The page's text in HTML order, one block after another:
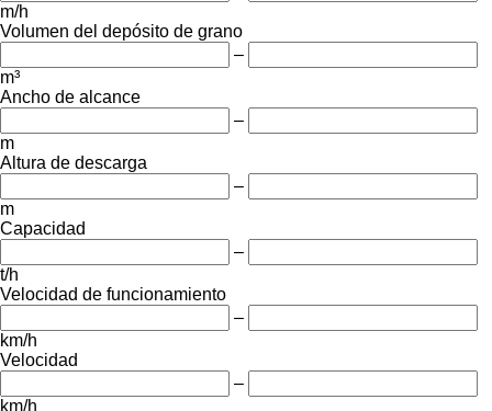
m/h
Volumen del depósito de grano
–
m³
Ancho de alcance
–
m
Altura de descarga
–
m
Capacidad
–
t/h
Velocidad de funcionamiento
–
km/h
Velocidad
–
km/h